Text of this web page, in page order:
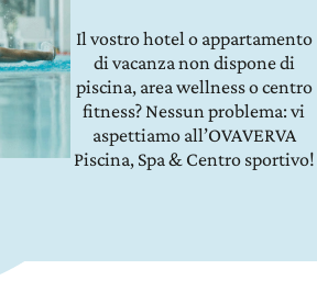
Il vostro hotel o appartamento
di vacanza non dispone di
piscina, area wellness o centro
fitness? Nessun problema: vi
aspettiamo all’OVAVERVA
Piscina, Spa & Centro sportivo!